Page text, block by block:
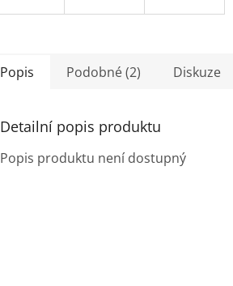
Popis Podobné (2) Diskuze
Detailní popis produktu
Popis produktu není dostupný